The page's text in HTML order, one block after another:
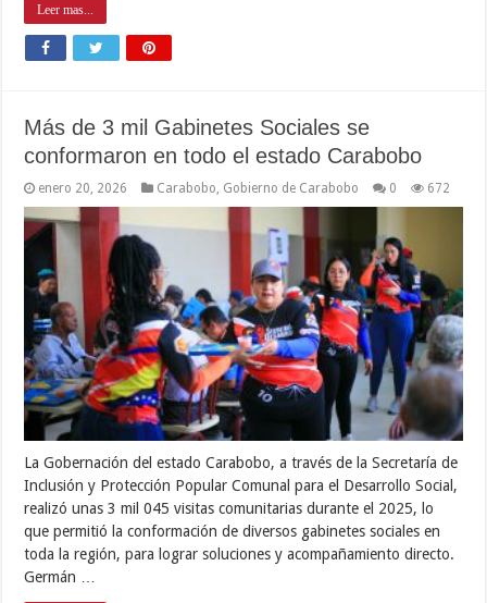
Leer mas...
Más de 3 mil Gabinetes Sociales se
conformaron en todo el estado Carabobo
enero 20, 2026 Carabobo, Gobierno de Carabobo 0 672
La Gobernación del estado Carabobo, a través de la Secretaría de
Inclusión y Protección Popular Comunal para el Desarrollo Social,
realizó unas 3 mil 045 visitas comunitarias durante el 2025, lo
que permitió la conformación de diversos gabinetes sociales en
toda la región, para lograr soluciones y acompañamiento directo.
Germán …